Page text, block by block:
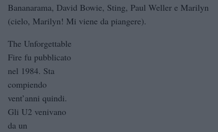
Bananarama, David Bowie, Sting, Paul Weller e Marilyn
(cielo, Marilyn! Mi viene da piangere).
The Unforgettable
Fire fu pubblicato
nel 1984. Sta
compiendo
vent’anni quindi.
Gli U2 venivano
da un